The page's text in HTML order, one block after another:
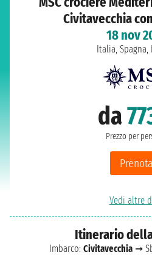
Civitavecchia
18 nov
Italia, Spagna,
da
Prezzo per
Prenota
Vedi altre
Itinerario
Imbarco: Civitavecchia➞